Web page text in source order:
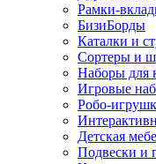
Рамки-
БизиБорды
Каталки и
Сортеры и
Наборы для
Игровые
Робо-
Детская
Подвески и